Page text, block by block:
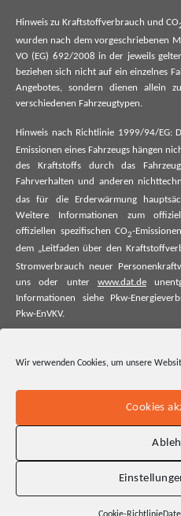
Wir verwenden Cookies, um unsere
Cookies
Hinweis zu Kraftstoffverbrauch und CO
wurden nach dem vorgeschriebenen
VO (EG) 692/2008 in der jeweils
beziehen sich nicht auf ein einzelnes
Angebotes, sondern dienen allein
verschiedenen Fahrzeugtypen.
Hinweis nach Richtlinie 1999/94/EG:
Emissionen eines Fahrzeugs hängen
des Kraftstoffs durch das
Fahrverhalten und anderen
das für die Erderwärmung
Weitere Informationen zum
offiziellen spezifischen CO2-
dem „Leitfaden über den
Stromverbrauch neuer
uns oder unter www.dat.de
Informationen siehe Pkw-
Pkw-EnVKV.
offiziellen spezifischen CO₂-
offiziellen spezifischen CO₂-
neuer Pkw entnommen werden.
der Deutschen Automobil Treuhand